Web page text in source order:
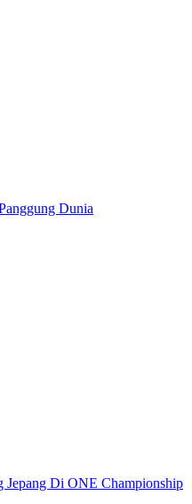
Dunia
Di ONE Championship